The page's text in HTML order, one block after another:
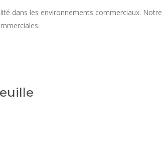
dans les environnements commerciaux.